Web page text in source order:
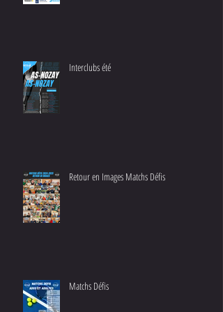
Interclubs été
Retour en Images Matchs Défis
Matchs Défis